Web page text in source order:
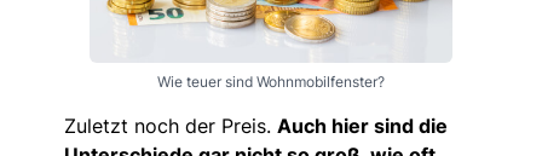
Wie teuer sind Wohnmobilfenster?
Zuletzt noch der Preis. Auch hier sind die